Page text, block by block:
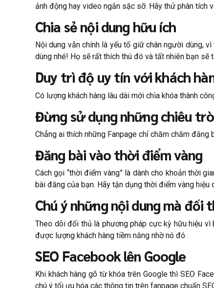
ảnh động hay video ngắn sặc sỡ. Hãy thử phân tích
Chia sẻ nội dung hữu ích
Nội dung vẫn chính là yếu tố giữ chân người dùng,
dùng nhé! Họ sẽ rất thích thú đó và tất nhiên bạn sẽ
Duy trì độ uy tín với khách
Có lượng khách hàng lâu dài mới chìa khóa thành
Đừng sử dụng những chiêu
Chẳng ai thích những Fanpage chỉ chăm chăm
Đăng bài vào thời điểm vàng
Cách gọi “thời điểm vàng” là dành cho khoản thời
bài đăng của bạn. Hãy tận dụng thời điểm vàng hiệu
Chú ý những nội dung mà đối
Theo dõi đối thủ là phương pháp cực kỳ hữu hiệu
được lượng khách hàng tiềm năng nhờ nó đó.
SEO Facebook lên Google
Khi khách hàng gõ từ khóa trên Google thì SEO
chú ý tối ưu hóa các thông tin trên fanpage chuẩn